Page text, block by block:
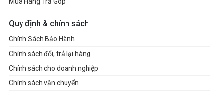
Mua Hàng Trả Góp
Quy định & chính sách
Chính Sách Bảo Hành
Chính sách đổi, trả lại hàng
Chính sách cho doanh nghiệp
Chính sách vận chuyển